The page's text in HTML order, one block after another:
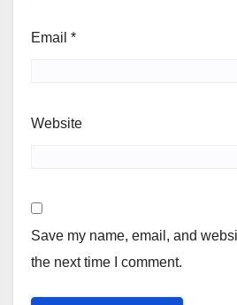
Email *
Website
Save my name, email, and
the next time I comment.